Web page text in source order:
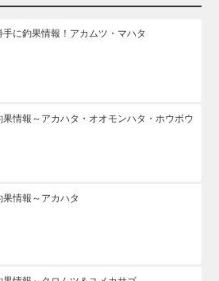
手に釣果情報！アカムツ・マハタ
果情報～アカハタ・オオモンハタ・ホウボウ
果情報～アカハタ